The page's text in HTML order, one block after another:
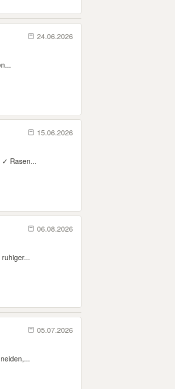
24.06.2026
15.06.2026
✓ Rasen...
06.08.2026
05.07.2026